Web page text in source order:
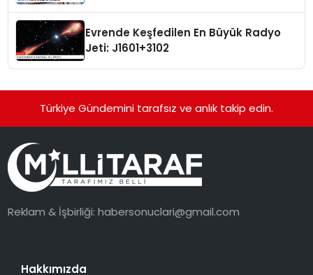
Evrende Keşfedilen En Büyük Radyo
Jeti: J1601+3102
Türkiye Gündemini tarafsız ve anlık takip edin.
Reklam & İşbirliği:habersonuclari@gmail.com
Hakkımızda